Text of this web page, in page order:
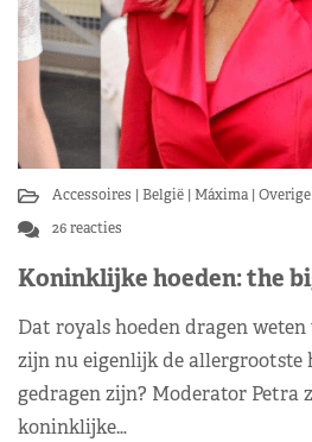
Accessoires België Máxima
26 reacties
Koninklijke hoeden: the
Dat royals hoeden dragen
zijn nu eigenlijk de allergrootste
gedragen zijn? Moderator Petra
koninklijke…